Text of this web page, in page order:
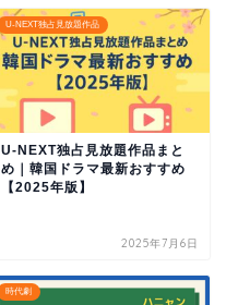
U-NEXT独占見放題作品
U-NEXT独占見放題作品まと
め｜韓国ドラマ最新おすすめ
【2025年版】
2025年7月6日
時代劇